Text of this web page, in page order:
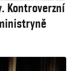
Kontroverzní